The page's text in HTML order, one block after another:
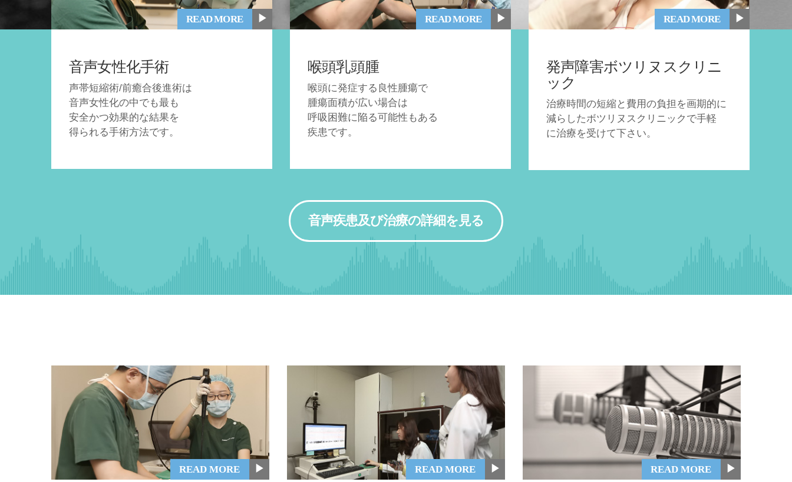
READ MORE ▶
音声女性化手術
声帯短縮術/前癒合後進術は
音声女性化の中でも最も
安全かつ効果的な結果を
得られる手術方法です。
READ MORE ▶
喉頭乳頭腫
喉頭に発症する良性腫瘍で
腫瘍面積が広い場合は
呼吸困難に陥る可能性もある
疾患です。
READ MORE ▶
発声障害ボツリヌスクリニ
ック
治療時間の短縮と費用の負担を画期的に
減らしたボツリヌスクリニックで手軽
に治療を受けて下さい。
音声疾患及び治療の詳細を見る
READ MORE ▶ READ MORE ▶ READ MORE ▶